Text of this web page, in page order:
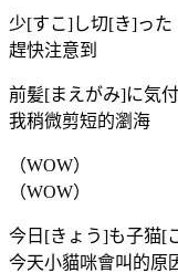
少[すこ]し切[き]った
趕快注意到
前髪[まえがみ]に気
我稍微剪短的瀏海
（WOW）
（WOW）
今日[きょう]も子猫[
今天小貓咪會叫的原